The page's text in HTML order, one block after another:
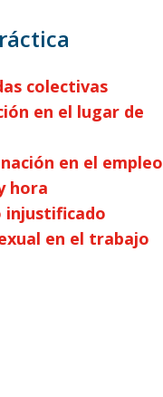
colectivas
en el lugar de
en el empleo
hora
injustificado
en el trabajo